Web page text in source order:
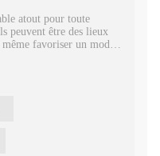
atout pour toute
peuvent être des lieux
favoriser un mode
ensoleillement intense, la
et le vent, qui
en bambou se sont